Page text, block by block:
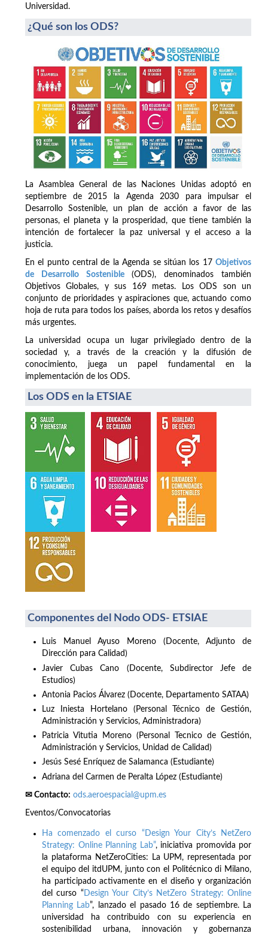
Universidad.
¿Qué son los ODS?
La Asamblea General de las Naciones Unidas adoptó en
septiembre de 2015 la Agenda 2030 para impulsar el
Desarrollo Sostenible, un plan de acción a favor de las
personas, el planeta y la prosperidad, que tiene también la
intención de fortalecer la paz universal y el acceso a la
justicia.
En el punto central de la Agenda se sitúan los 17 Objetivos
de Desarrollo Sostenible(ODS), denominados también
Objetivos Globales, y sus 169 metas. Los ODS son un
conjunto de prioridades y aspiraciones que, actuando como
hoja de ruta para todos los países, aborda los retos y desafíos
más urgentes.
La universidad ocupa un lugar privilegiado dentro de la
sociedad y, a través de la creación y la difusión de
conocimiento, juega un papel fundamental en la
implementación de los ODS.
Los ODS en la ETSIAE
Componentes del Nodo ODS- ETSIAE
Luis Manuel Ayuso Moreno (Docente, Adjunto de
Dirección para Calidad)
Javier Cubas Cano (Docente, Subdirector Jefe de
Estudios)
Antonia Pacios Álvarez (Docente, Departamento SATAA)
Luz Iniesta Hortelano (Personal Técnico de Gestión,
Administración y Servicios, Administradora)
Patricia Vitutia Moreno (Personal Tecnico de Gestión,
Administración y Servicios, Unidad de Calidad)
Jesús Sesé Enríquez de Salamanca (Estudiante)
Adriana del Carmen de Peralta López (Estudiante)
✉ Contacto: ods.aeroespacial@upm.es
Eventos/Convocatorias
Ha comenzado el curso “Design Your City’s NetZero
Strategy: Online Planning Lab”, iniciativa promovida por
la plataforma NetZeroCities: La UPM, representada por
el equipo del itdUPM, junto con el Politécnico di Milano,
ha participado activamente en el diseño y organización
del curso “Design Your City’s NetZero Strategy: Online
Planning Lab”, lanzado el pasado 16 de septiembre. La
universidad ha contribuido con su experiencia en
sostenibilidad urbana, innovación y gobernanza